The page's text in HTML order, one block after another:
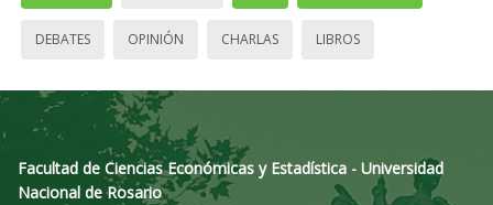
DEBATES OPINIÓN CHARLAS LIBROS
Facultad de Ciencias Económicas y Estadística - Universidad
Nacional de Rosario